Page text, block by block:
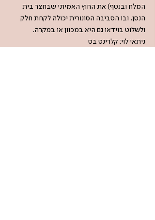
המלח ובנטף) את החוץ האמיתי שבחצר בית
הנסן, ובו הסביבה הסונורית יכולה לקחת חלק
ולשלוט בוידאו גם היא במכוון או במקרה.
ניתאי לוי: קלרינט בס